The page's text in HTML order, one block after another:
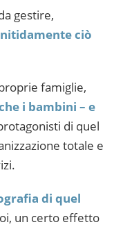
gestire,
ciò
famiglie,
i bambini – e
di quel
totale e
di quel
un certo effetto